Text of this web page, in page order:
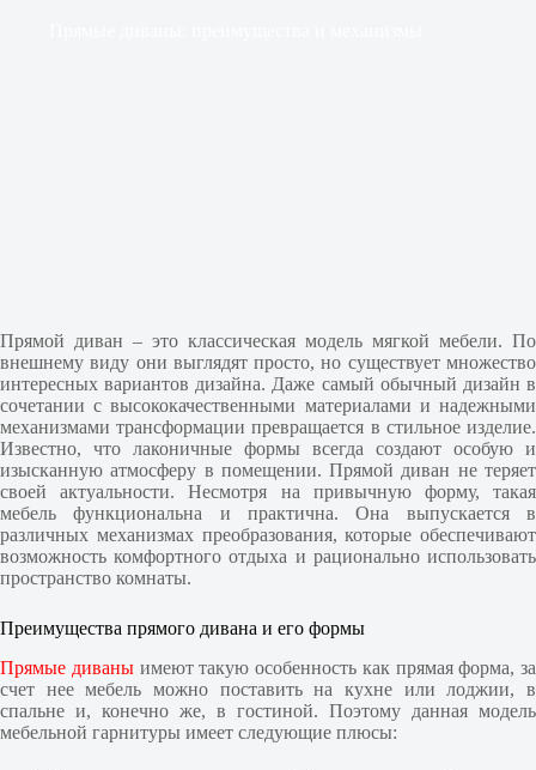
Прямой диван – это классическая модель мягкой мебели. По
внешнему виду они выглядят просто, но существует множество
интересных вариантов дизайна. Даже самый обычный дизайн в
сочетании с высококачественными материалами и надежными
механизмами трансформации превращается в стильное изделие.
Известно, что лаконичные формы всегда создают особую и
изысканную атмосферу в помещении. Прямой диван не теряет
своей актуальности. Несмотря на привычную форму, такая
мебель функциональна и практична. Она выпускается в
различных механизмах преобразования, которые обеспечивают
возможность комфортного отдыха и рационально использовать
пространство комнаты.
Преимущества прямого дивана и его формы
Прямые диваныимеют такую особенность как прямая форма, за
счет нее мебель можно поставить на кухне или лоджии, в
спальне и, конечно же, в гостиной. Поэтому данная модель
мебельной гарнитуры имеет следующие плюсы: